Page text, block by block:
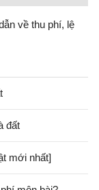
về thu phí, lệ
đất
mới nhất]